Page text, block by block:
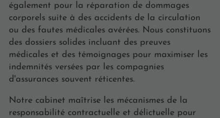
également pour la réparation de dommages
corporels suite à des accidents de la circulation
ou des fautes médicales avérées. Nous constituons
des dossiers solides incluant des preuves
médicales et des témoignages pour maximiser les
indemnités versées par les compagnies
d'assurances souvent réticentes.
Notre cabinet maîtrise les mécanismes de la
responsabilité contractuelle et délictuelle pour